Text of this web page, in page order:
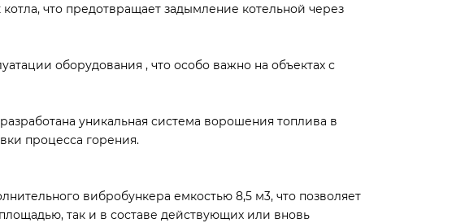
что предотвращает задымление котельной через
оборудования , что особо важно на объектах с
уникальная система ворошения топлива в
процесса горения.
вибробункера емкостью 8,5 м3, что позволяет
так и в составе действующих или вновь